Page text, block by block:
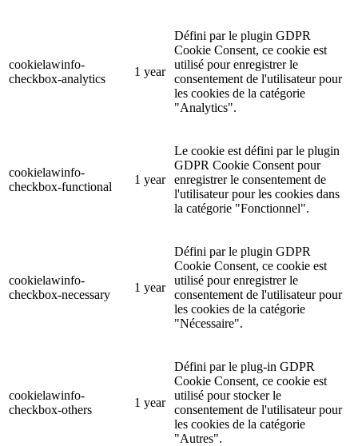
cookielawinfo-
checkbox-analytics
1 year
Défini par le plugin GDPR
Cookie Consent, ce cookie est
utilisé pour enregistrer le
consentement de l'utilisateur pour
les cookies de la catégorie
"Analytics".
cookielawinfo-
checkbox-functional
1 year
Le cookie est défini par le plugin
GDPR Cookie Consent pour
enregistrer le consentement de
l'utilisateur pour les cookies dans
la catégorie "Fonctionnel".
cookielawinfo-
checkbox-necessary
1 year
Défini par le plugin GDPR
Cookie Consent, ce cookie est
utilisé pour enregistrer le
consentement de l'utilisateur pour
les cookies de la catégorie
"Nécessaire".
cookielawinfo-
checkbox-others
1 year
Défini par le plug-in GDPR
Cookie Consent, ce cookie est
utilisé pour stocker le
consentement de l'utilisateur pour
les cookies de la catégorie
"Autres".